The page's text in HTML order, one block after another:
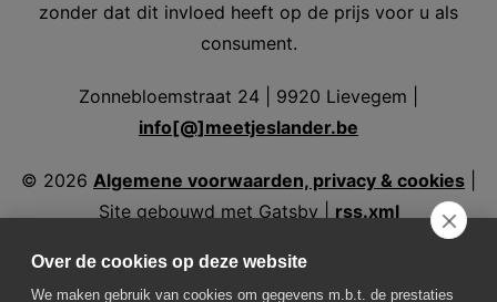
zonder dat dit invloed heeft op de prijs voor u als
consument.
Zonnebloemstraat 24 | 9920 Lievegem |
info[@]meetjeslander.be
© 2026 Algemene voorwaarden, privacy & cookies
Site gebouwd met Gatsby | rss.xml
Over de cookies op deze website
We maken gebruik van cookies om gegevens m.b.t. de prestaties